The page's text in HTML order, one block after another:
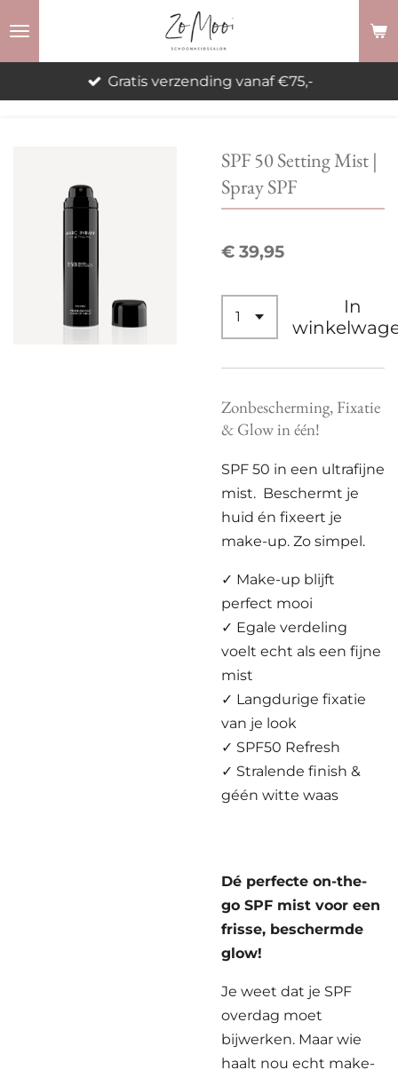
Gratis verzending vanaf €75,-
SPF 50 Setting Mist |
Spray SPF
€ 39,95
In
Zonbescherming, Fixatie
& Glow in één!
SPF 50 in een ultrafijne
mist. Beschermt je
huid én fixeert je
make-up. Zo simpel.
✓ Make-up blijft
perfect mooi
✓ Egale verdeling
voelt echt als een fijne
mist
✓ Langdurige fixatie
van je look
✓ SPF50 Refresh
✓ Stralende finish &
géén witte waas
Dé perfecte on-the-
go SPF mist voor een
frisse, beschermde
glow!
Je weet dat je SPF
overdag moet
bijwerken. Maar wie
haalt nou echt make-